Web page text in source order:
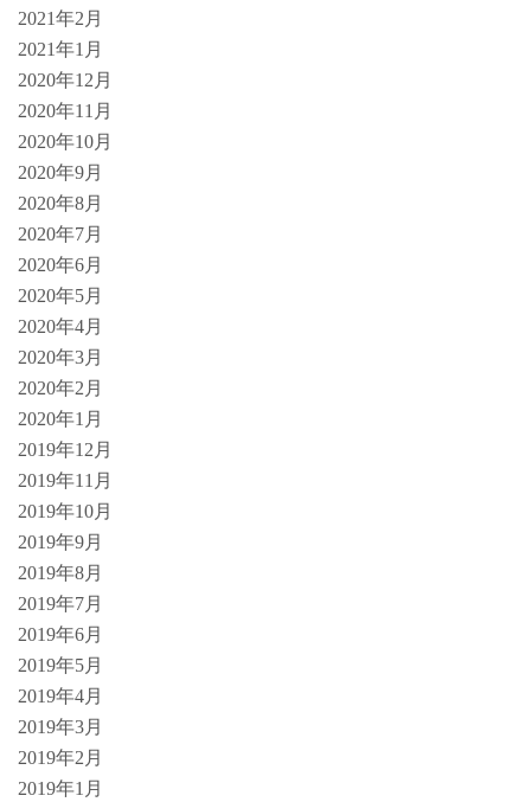
2021年2月
2021年1月
2020年12月
2020年11月
2020年10月
2020年9月
2020年8月
2020年7月
2020年6月
2020年5月
2020年4月
2020年3月
2020年2月
2020年1月
2019年12月
2019年11月
2019年10月
2019年9月
2019年8月
2019年7月
2019年6月
2019年5月
2019年4月
2019年3月
2019年2月
2019年1月